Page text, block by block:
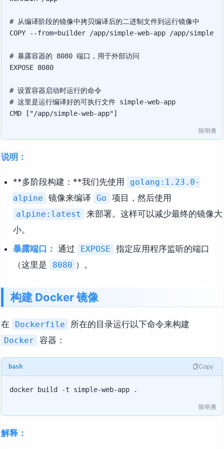
# 从编译阶段的镜像中拷贝编译后的二进制文件到运行镜像中
COPY --from=builder /app/simple-web-app /app/simple-
# 暴露容器的 8080 端口，用于外部访问
EXPOSE 8080
# 设置容器启动时运行的命令
# 这里是运行编译好的可执行文件 simple-web-app
陈明勇
说明：
**多阶段构建：**我们先使用
golang:1.23.0-
alpine
镜像来编译 Go 项目，然后使用
alpine:latest
来部署。这样可以减少最终的镜像大
小。
暴露端口： 通过 EXPOSE
指定应用程序监听的端口
（这里是
8080 ）。
构建 Docker 镜像
在 Dockerfile 所在的目录运行以下命令来构建
Docker 容器：
bash Copy
陈明勇
解释：